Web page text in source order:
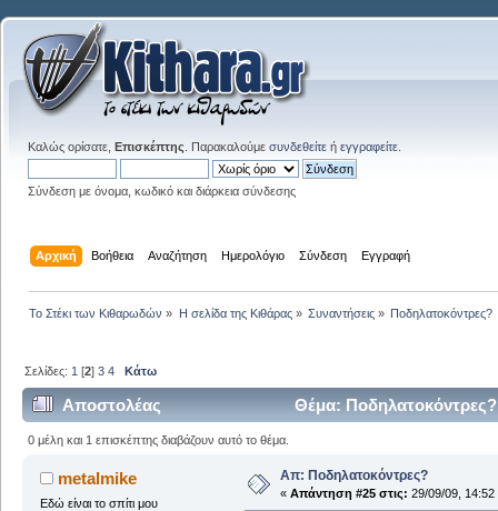
Καλώς ορίσατε, Επισκέπτης . Παρακαλούμε συνδεθείτε ή εγγραφείτε
Σύνδεση με όνομα, κωδικό και διάρκεια σύνδεσης
Αρχική Βοήθεια Αναζήτηση Ημερολόγιο Σύνδεση Εγγραφή
Το Στέκι των Κιθαρωδών » Η σελίδα της Κιθάρας» Συναντήσεις» Ποδηλατοκόντρες?
Σελίδες: 1 [2]3 4 Κάτω
Αποστολέας Θέμα:
0 μέλη και 1 επισκέπτης διαβάζουν αυτό το θέμα.
metalmike
Εδώ είναι το σπίτι μου
Απ: Ποδηλατοκόντρες?
« Απάντηση #25 στις: 29/09/09, 14:52